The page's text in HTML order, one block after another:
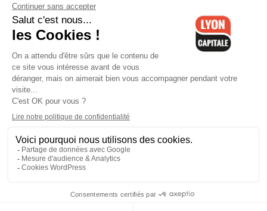
Contactez-nous-Mentions légales-CGV-Politique de
confidentialité-Gestion des cookies
Cedex 06